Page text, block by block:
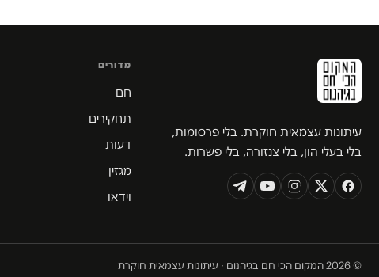
עיתונות עצמאית חוקרת. בלי פרסומות,
בלי בעלי הון, בלי צנזורה, בלי פשרות.
מדורים
חם
תחקירים
דעות
מגזין
וידאו
© 2026 המקום הכי חם בגיהנום · עיתונות עצמאית חוקרת